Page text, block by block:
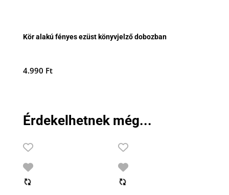
Kör alakú fényes ezüst könyvjelző dobozban
4.990 Ft
Érdekelhetnek még...